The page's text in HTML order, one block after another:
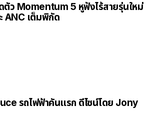
ว Momentum 5 หูฟังไร้สายรุ่นใหม่
ANC เต็มพิกัด
รถไฟฟ้าคันแรก ดีไซน์โดย Jony